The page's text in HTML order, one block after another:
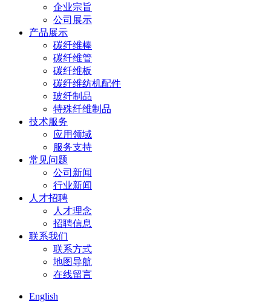
企业宗旨
公司展示
产品展示
碳纤维棒
碳纤维管
碳纤维板
碳纤维纺机配件
玻纤制品
特殊纤维制品
技术服务
应用领域
服务支持
常见问题
公司新闻
行业新闻
人才招聘
人才理念
招聘信息
联系我们
联系方式
地图导航
在线留言
English